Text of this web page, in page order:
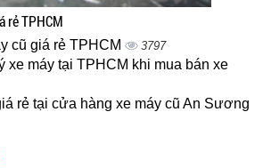
rẻ TPHCM
cũ giá rẻ TPHCM 3797
xe máy tại TPHCM khi mua bán xe
rẻ tại cửa hàng xe máy cũ An Sương